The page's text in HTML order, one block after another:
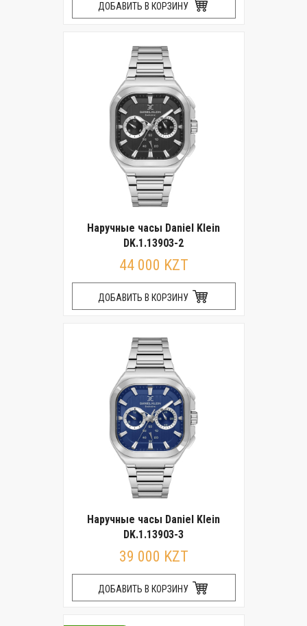
ДОБАВИТЬ В КОРЗИНУ
Наручные часы Daniel Klein
DK.1.13903-2
44 000 KZT
ДОБАВИТЬ В КОРЗИНУ
Наручные часы Daniel Klein
DK.1.13903-3
39 000 KZT
ДОБАВИТЬ В КОРЗИНУ